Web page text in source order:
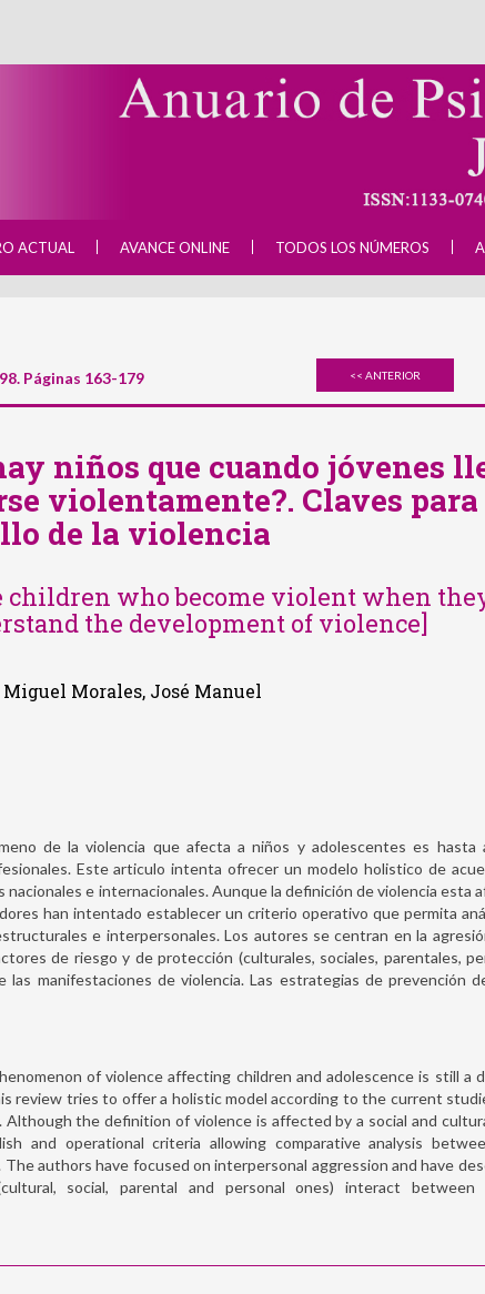
ACTUAL AVANCE ONLINE TODOS LOS NÚMEROS
Páginas 163-179 << ANTERIOR
niños que cuando jóvenes
violentamente?. Claves
de la violencia
children who become violent when
the development of violence]
Miguel Morales, José Manuel
de la violencia que afecta a niños y adolescentes es hasta
Este articulo intenta ofrecer un modelo holistico de
nacionales e internacionales. Aunque la definición de violencia esta
han intentado establecer un criterio operativo que permita
e interpersonales. Los autores se centran en la
de riesgo y de protección (culturales, sociales, parentales,
las manifestaciones de violencia. Las estrategias de prevención
of violence affecting children and adolescence is still a
review tries to offer a holistic model according to the current
Although the definition of violence is affected by a social and
and operational criteria allowing comparative analysis
authors have focused on interpersonal aggression and have
social, parental and personal ones) interact between